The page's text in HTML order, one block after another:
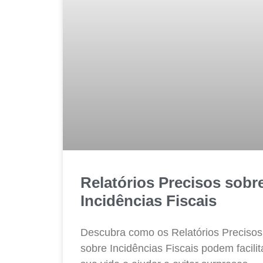
Relatórios Precisos
Incidências Fiscais
Descubra como os Relatórios Precisos
sobre Incidências Fiscais podem